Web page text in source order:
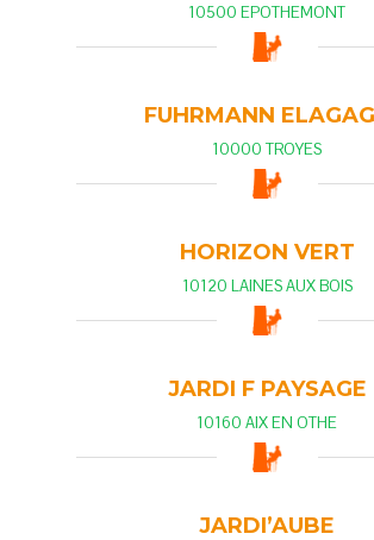
10500 EPOTHEMONT
FUHRMANN
10000 TROYES
HORIZON VERT
10120 LAINES AUX BOIS
JARDI F PAYSAGE
10160 AIX EN OTHE
JARDI’AUBE